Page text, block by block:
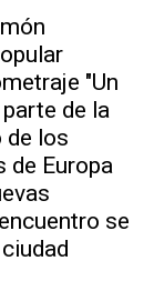
"Un
de la
de los
de Europa
se